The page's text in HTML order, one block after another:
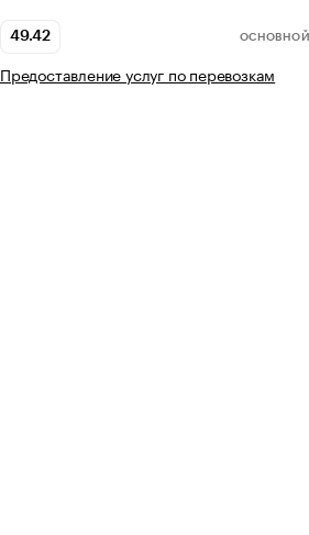
49.42 ОСНОВНОЙ
Предоставление услуг по перевозкам